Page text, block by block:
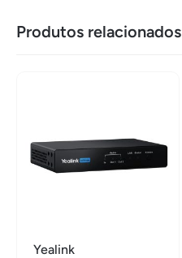
Produtos relacionados
Yealink